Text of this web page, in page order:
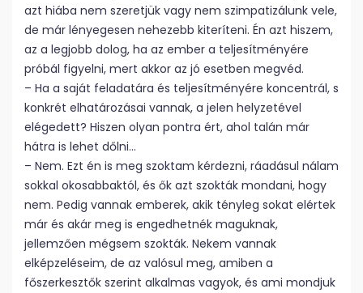
azt hiába nem szeretjük vagy nem szimpatizálunk vele,
de már lényegesen nehezebb kiteríteni. Én azt hiszem,
az a legjobb dolog, ha az ember a teljesítményére
próbál figyelni, mert akkor az jó esetben megvéd.
– Ha a saját feladatára és teljesítményére koncentrál, s
konkrét elhatározásai vannak, a jelen helyzetével
elégedett? Hiszen olyan pontra ért, ahol talán már
hátra is lehet dőlni…
– Nem. Ezt én is meg szoktam kérdezni, ráadásul nálam
sokkal okosabbaktól, és ők azt szokták mondani, hogy
nem. Pedig vannak emberek, akik tényleg sokat elértek
már és akár meg is engedhetnék maguknak,
jellemzően mégsem szokták. Nekem vannak
elképzeléseim, de az valósul meg, amiben a
főszerkesztők szerint alkalmas vagyok, és ami mondjuk